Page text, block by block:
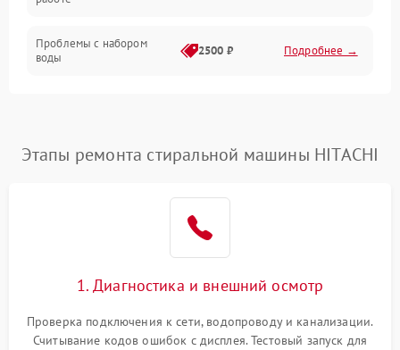
Проблемы с набором
воды
2500 ₽ Подробнее →
2200 ₽ Подробнее →
Этапы ремонта стиральной машины HITACHI
1. Диагностика и внешний осмотр
Проверка подключения к сети, водопроводу и канализации.
Считывание кодов ошибок с дисплея. Тестовый запуск для